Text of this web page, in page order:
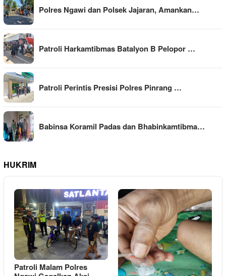
Polres Ngawi dan Polsek Jajaran, Amankan…
Patroli Harkamtibmas Batalyon B Pelopor …
Patroli Perintis Presisi Polres Pinrang …
Babinsa Koramil Padas dan Bhabinkamtibma…
HUKRIM
Patroli Malam Polres